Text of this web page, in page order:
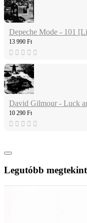
Depeche Mode - 101
13 990 Ft
David Gilmour - Luck
10 290 Ft
Legutóbb